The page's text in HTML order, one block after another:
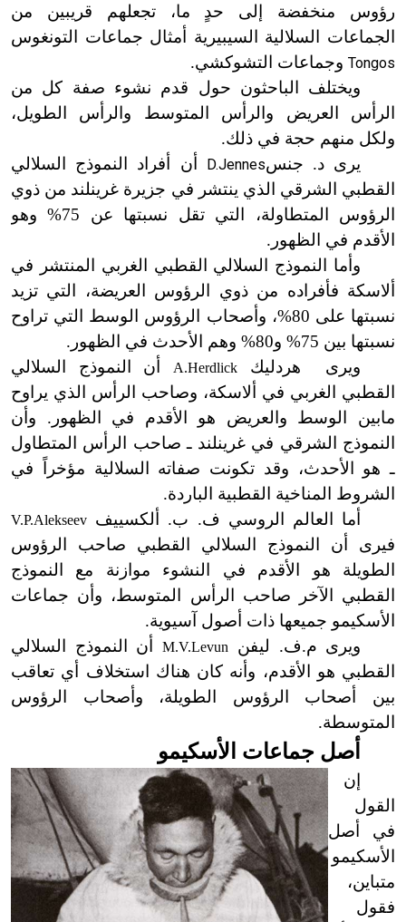
رؤوس منخفضة إلى حدٍ ما، تجعلهم قريبين من
الجماعات السلالية السيبيرية أمثال جماعات التونغوس
Tongos وجماعات التشوكشي.
ويختلف الباحثون حول قدم نشوء صفة كل من
الرأس العريض والرأس المتوسط والرأس الطويل،
ولكل منهم حجة في ذلك.
يرى د. جنس
D.Jennes
أن أفراد النموذج السلالي
القطبي الشرقي الذي ينتشر في جزيرة غرينلند من ذوي
الرؤوس المتطاولة، التي تقل نسبتها عن 75% وهو
الأقدم في الظهور.
وأما النموذج السلالي القطبي الغربي المنتشر في
ألاسكة فأفراده من ذوي الرؤوس العريضة، التي تزيد
نسبتها على 80%، وأصحاب الرؤوس الوسط التي تراوح
نسبتها بين 75% و80% وهم الأحدث في الظهور.
ويرى
هردليك A.Herdlick أن النموذج السلالي
القطبي الغربي في ألاسكة، وصاحب الرأس الذي يراوح
مابين الوسط والعريض هو الأقدم في الظهور. وأن
النموذج الشرقي في غرينلند ـ صاحب الرأس المتطاول
ـ هو الأحدث، وقد تكونت صفاته السلالية مؤخراً في
الشروط المناخية القطبية الباردة.
أما العالم الروسي ف. ب. ألكسييف V.P.Alekseev
فيرى
أن النموذج السلالي القطبي صاحب الرؤوس
الطويلة هو الأقدم في النشوء موازنة مع النموذج
القطبي الآخر صاحب الرأس المتوسط، وأن جماعات
الأسكيمو جميعها ذات أصول آسيوية.
ويرى م.ف. ليفن M.V.Levunأن النموذج السلالي
القطبي هو الأقدم، وأنه كان هناك استخلاف أي تعاقب
بين أصحاب الرؤوس الطويلة، وأصحاب الرؤوس
المتوسطة.
أصل جماعات الأسكيمو
إن
القول
في أصل
الأسكيمو
متباين،
فقول